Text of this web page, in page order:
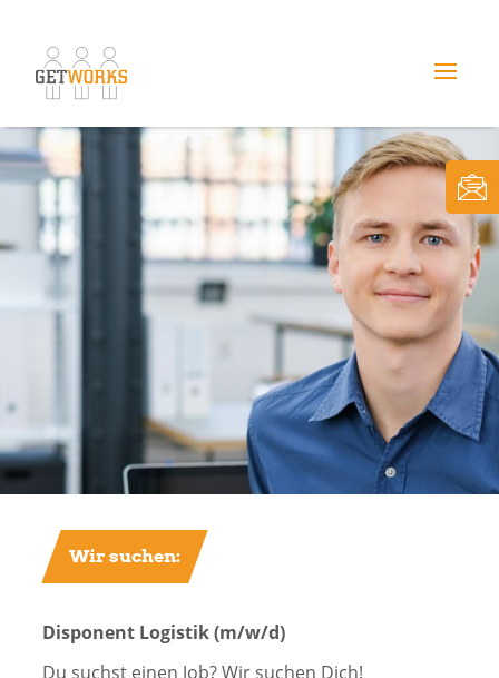
Wir suchen:
Disponent Logistik (m/w/d)
Du suchst einen Job? Wir suchen Dich!